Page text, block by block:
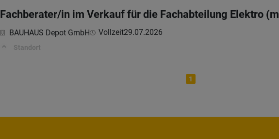
Fachberater/in im Verkauf für die Fachabteilung Elektro
BAUHAUS Depot GmbH Vollzeit29.07.2026
Standort
1